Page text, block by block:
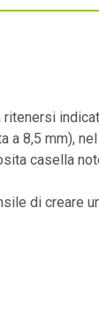
a 8,5 mm), nel
casella
di creare